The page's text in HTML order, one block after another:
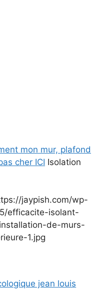
mon mur, plafond
cher ICI Isolation
jaypish.com/wp-
efficacite-isolant-
de-murs-
1.jpg
jean louis